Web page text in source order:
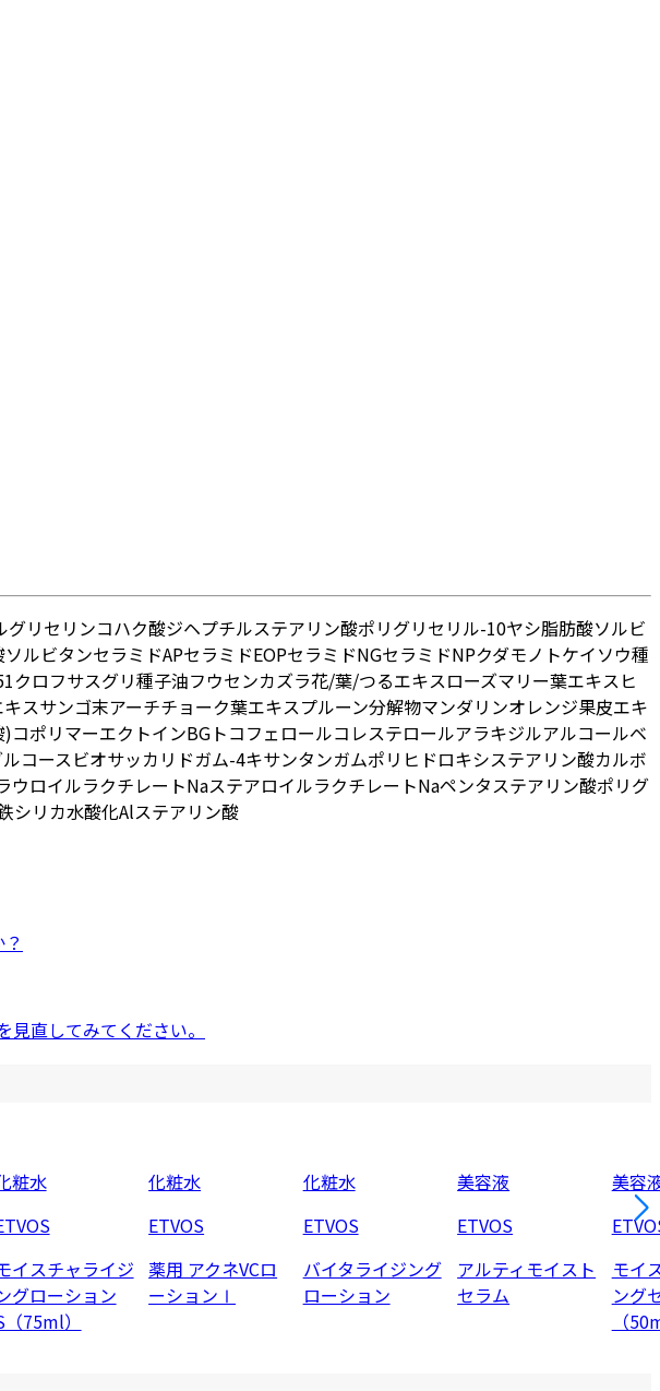
グリセリンコハク酸ジヘプチルステアリン酸ポリグリセリル-10ヤシ脂肪酸ソルビ
ルビタンセラミドAPセラミドEOPセラミドNGセラミドNPクダモノトケイソウ種
クロフサスグリ種子油フウセンカズラ花/葉/つるエキスローズマリー葉エキスヒ
スサンゴ末アーチチョーク葉エキスプルーン分解物マンダリンオレンジ果皮エキ
コポリマーエクトインBG トコフェロールコレステロールアラキジルアルコールベ
コースビオサッカリドガム-4キサンタンガムポリヒドロキシステアリン酸カルボ
ウロイルラクチレートNaステアロイルラクチレートNaペンタステアリン酸ポリグ
シリカ水酸化Alステアリン酸
直してみてください。
粧水
イスチャライジ
グローション
（75ml）
化粧水
ETVOS
薬用 アクネVCロ
ーションⅠ
化粧水
ETVOS
バイタライジング
ローション
美容液
ETVOS
アルティモイスト
セラム
美容
モイ
ング
（